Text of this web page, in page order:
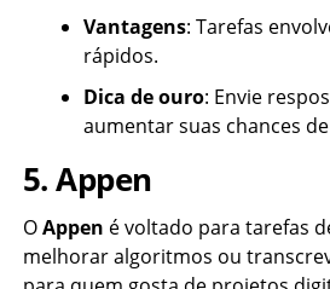
Vantagens: Tarefas
rápidos.
Dica de ouro: Envie
aumentar suas chances
5. Appen
OAppen é voltado para tarefas
melhorar algoritmos ou